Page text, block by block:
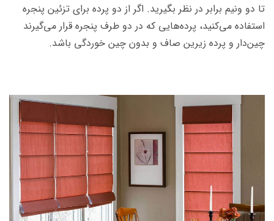
تا دو ونیم برابر در نظر بگیرید. اگر از دو پرده برای تزئین پنجره
استفاده می‌کنید، پرده‌هایی که در دو طرف پنجره قرار می‌گیرند
چین‌دار و پرده زیرین صاف و بدون چین خوردگی باشد.